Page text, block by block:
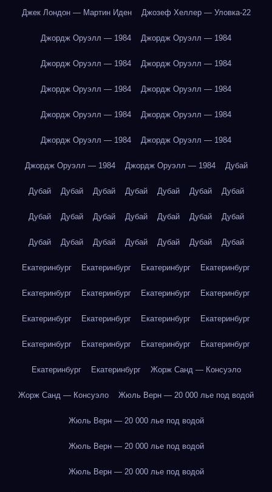
Джек Лондон — Мартин Иден Джозеф Хеллер — Уловка-22
Джордж Оруэлл — 1984 Джордж Оруэлл — 1984
Джордж Оруэлл — 1984 Джордж Оруэлл — 1984
Джордж Оруэлл — 1984 Джордж Оруэлл — 1984
Джордж Оруэлл — 1984 Джордж Оруэлл — 1984
Джордж Оруэлл — 1984 Джордж Оруэлл — 1984
Джордж Оруэлл — 1984 Джордж Оруэлл — 1984 Дубай
Дубай Дубай Дубай Дубай Дубай Дубай Дубай
Дубай Дубай Дубай Дубай Дубай Дубай Дубай
Дубай Дубай Дубай Дубай Дубай Дубай Дубай
Екатеринбург Екатеринбург Екатеринбург Екатеринбург
Екатеринбург Екатеринбург Екатеринбург Екатеринбург
Екатеринбург Екатеринбург Екатеринбург Екатеринбург
Екатеринбург Екатеринбург Екатеринбург Екатеринбург
Екатеринбург Екатеринбург Жорж Санд — Консуэло
Жорж Санд — Консуэло Жюль Верн — 20 000 лье под водой
Жюль Верн — 20 000 лье под водой
Жюль Верн — 20 000 лье под водой
Жюль Верн — 20 000 лье под водой